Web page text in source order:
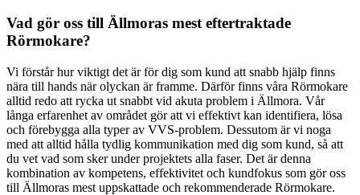
Vad gör oss till Ällmoras mest eftertraktade
Rörmokare?
Vi förstår hur viktigt det är för dig som kund att snabb hjälp finns
nära till hands när olyckan är framme. Därför finns våra Rörmokare
alltid redo att rycka ut snabbt vid akuta problem i Ällmora. Vår
långa erfarenhet av området gör att vi effektivt kan identifiera, lösa
och förebygga alla typer av VVS-problem. Dessutom är vi noga
med att alltid hålla tydlig kommunikation med dig som kund, så att
du vet vad som sker under projektets alla faser. Det är denna
kombination av kompetens, effektivitet och kundfokus som gör oss
till Ällmoras mest uppskattade och rekommenderade Rörmokare.